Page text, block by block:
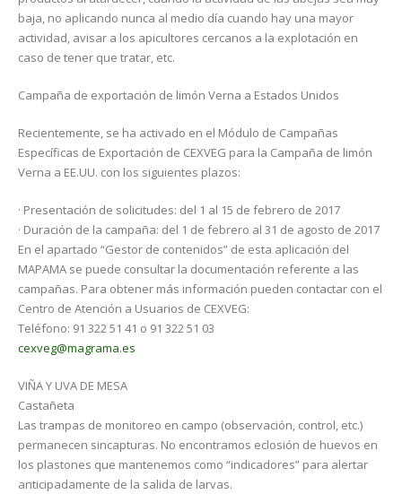
baja, no aplicando nunca al medio día cuando hay una mayor
actividad, avisar a los apicultores cercanos a la explotación en
caso de tener que tratar, etc.
Campaña de exportación de limón Verna a Estados Unidos
Recientemente, se ha activado en el Módulo de Campañas
Específicas de Exportación de CEXVEG para la Campaña de limón
Verna a EE.UU. con los siguientes plazos:
· Presentación de solicitudes: del 1 al 15 de febrero de 2017
· Duración de la campaña: del 1 de febrero al 31 de agosto de 2017
En el apartado “Gestor de contenidos” de esta aplicación del
MAPAMA se puede consultar la documentación referente a las
campañas. Para obtener más información pueden contactar con el
Centro de Atención a Usuarios de CEXVEG:
Teléfono: 91 322 51 41 o 91 322 51 03
cexveg@magrama.es
VIÑA Y UVA DE MESA
Castañeta
Las trampas de monitoreo en campo (observación, control, etc.)
permanecen sincapturas. No encontramos eclosión de huevos en
los plastones que mantenemos como “indicadores” para alertar
anticipadamente de la salida de larvas.